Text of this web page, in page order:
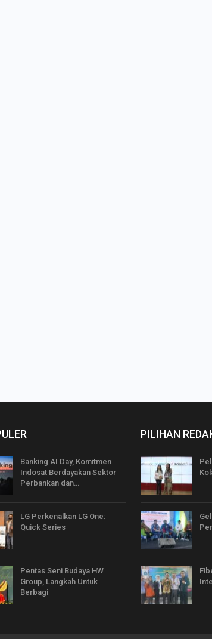
Banking AI Day, Komitmen
Indosat Berdayakan Sektor
Perbankan dan…
LG Perkenalkan LG One:
Quick Series
Pentas Seni Budaya HW
Group, Langkah Untuk
Berbagi
PILIHAN